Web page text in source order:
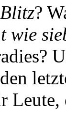
?
wie